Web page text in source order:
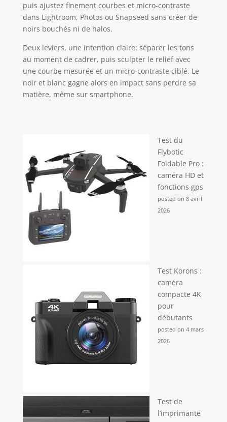
puis ajustez finement courbes et micro-contraste
dans Lightroom, Photos ou Snapseed sans créer de
noirs bouchés ni de halos.
Deux leviers, une intention claire: séparer les tons
au moment de cadrer, puis sculpter le relief avec
une courbe mesurée et un micro-contraste ciblé. Le
noir et blanc gagne alors en impact sans perdre sa
matière, même sur smartphone.
Test du
Flybotic
Foldable Pro :
caméra HD et
fonctions gps
posted on 8 avril
2026
Test Korons :
caméra
compacte 4K
pour
débutants
posted on 4 mars
2026
Test de
l’imprimante